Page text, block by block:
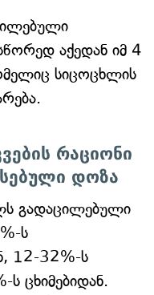
აქედან იმ 4
სიცოცხლის
რაციონი
დოზა
გადაცილებული
ს
12-32%-ს
ცხიმებიდან.